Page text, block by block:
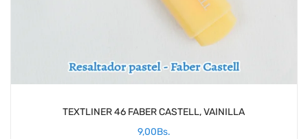
TEXTLINER 46 FABER CASTELL, VAINILLA
9,00Bs.